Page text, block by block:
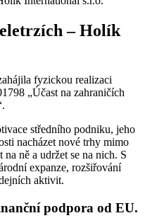
– Holík
fyzickou realizaci
„Účast na zahraničích
středního podniku, jeho
nacházet nové trhy mimo
ně a udržet se na nich. S
expanze, rozšiřování
aktivit.
podpora od EU.